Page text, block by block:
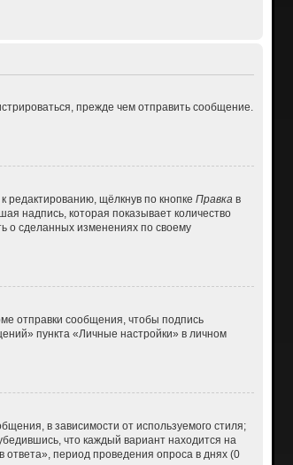
прежде чем отправить сообщение.
щёлкнув по кнопке Правка в
надпись, которая показывает количество
о сделанных изменениях по своему
отправки сообщения, чтобы подпись
пункта «Личные настройки» в личном
в зависимости от используемого стиля;
что каждый вариант находится на
ответа», период проведения опроса в днях (0